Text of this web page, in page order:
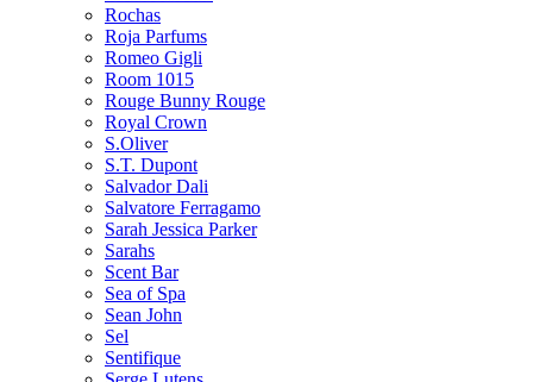
Rochas
Roja Parfums
Romeo Gigli
Room 1015
Rouge Bunny Rouge
Royal Crown
S.Oliver
S.T. Dupont
Salvador Dali
Salvatore Ferragamo
Sarah Jessica Parker
Sarahs
Scent Bar
Sea of Spa
Sean John
Sel
Sentifique